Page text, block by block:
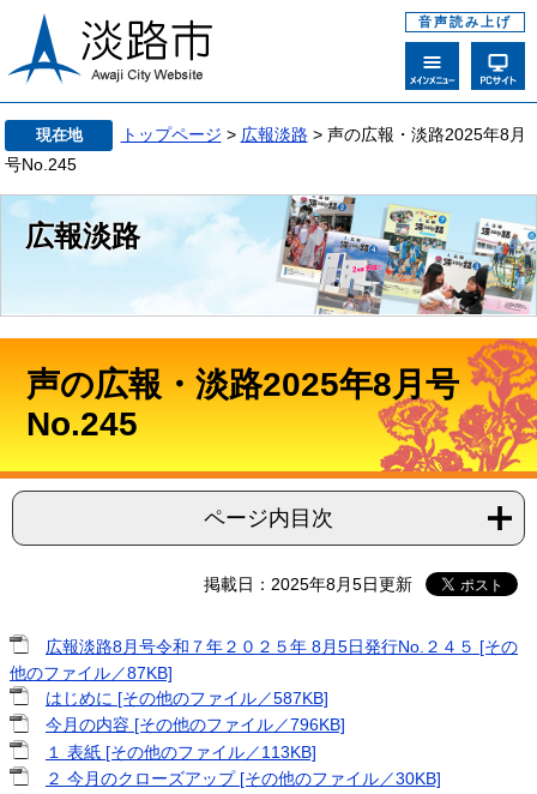
音声読み上げ
現在地 トップページ > 広報淡路 > 声の広報・淡路2025年8月
号No.245
広報淡路
声の広報・淡路2025年8月号
No.245
ページ内目次
掲載日：2025年8月5日更新
広報淡路8月号令和７年２０２５年 8月5日発行No.２４５ [その
他のファイル／87KB]
はじめに [その他のファイル／587KB]
今月の内容 [その他のファイル／796KB]
１ 表紙 [その他のファイル／113KB]
２ 今月のクローズアップ [その他のファイル／30KB]